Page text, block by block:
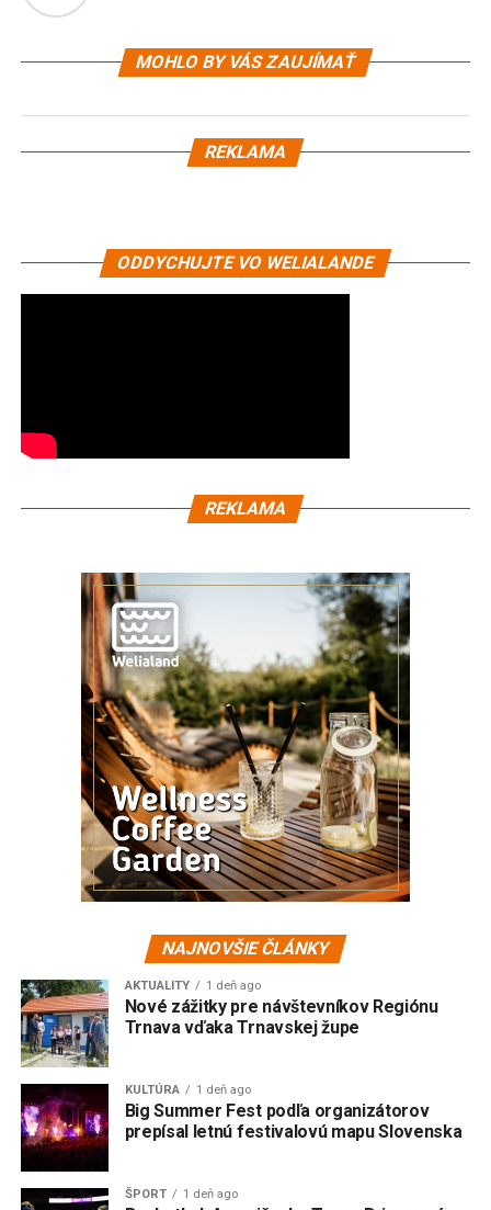
MOHLO BY VÁS ZAUJÍMAŤ
REKLAMA
ODDYCHUJTE VO WELIALANDE
REKLAMA
NAJNOVŠIE ČLÁNKY
AKTUALITY 1 deň ago
Nové zážitky pre návštevníkov Regiónu
Trnava vďaka Trnavskej župe
KULTÚRA 1 deň ago
Big Summer Fest podľa organizátorov
prepísal letnú festivalovú mapu Slovenska
ŠPORT 1 deň ago